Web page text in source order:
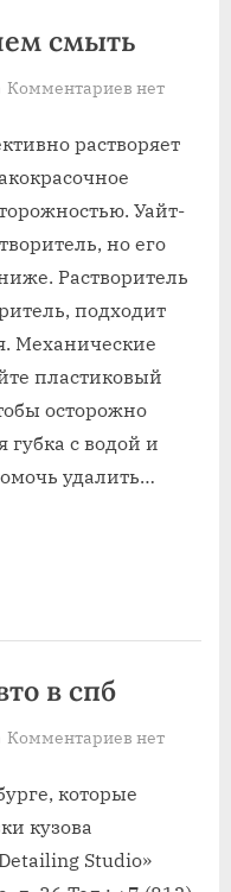
смыть
Комментариевк
клей
авто
чем
смыть
нет
растворяет
Уайт-
но его
Растворитель
подходит
Механические
пластиковый
осторожно
губка с водой и
удалить…
в спб
Комментариевк
полировка
в
нет
которые
кузова
Studio»